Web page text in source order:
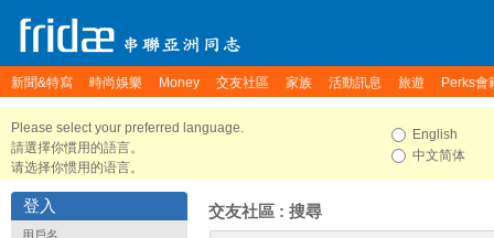
新聞&特寫 時尚娛樂 Money 交友社區 家族 活動訊息 旅遊 Perks會
Please select your preferred language.
請選擇你慣用的語言。
请选择你惯用的语言。
English
中文简体
登入
用戶名
交友社區 : 搜尋